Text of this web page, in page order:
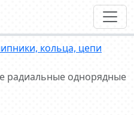
кольца, цепи
радиальные однорядные